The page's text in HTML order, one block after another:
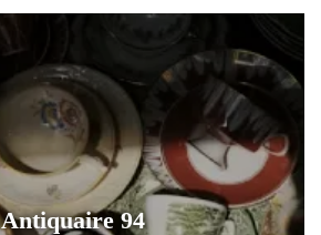
Antiquaire 94